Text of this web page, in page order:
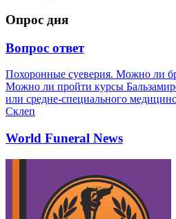
Опрос дня
Вопрос ответ
Похоронные суеверия. Можно ли
Можно ли пройти курсы
или средне-специального
Склеп
World Funeral News